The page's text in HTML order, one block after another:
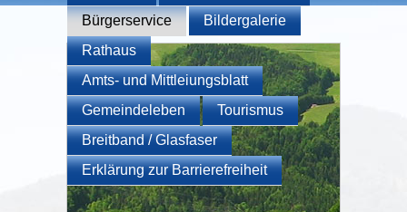
Bürgerservice
Bildergalerie
Rathaus
Amts- und Mittleiungsblatt
Gemeindeleben
Tourismus
Breitband / Glasfaser
Erklärung zur Barrierefreiheit